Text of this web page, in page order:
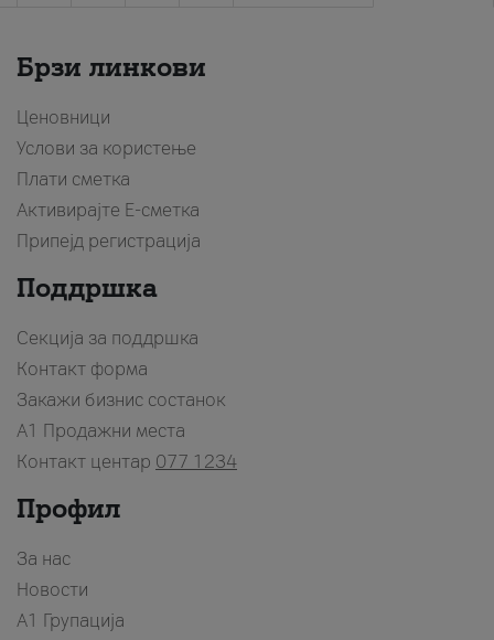
Брзи линкови
Ценовници
Услови за користење
Плати сметка
Активирајте Е-сметка
Припејд регистрација
Поддршка
Секција за поддршка
Контакт форма
Закажи бизнис состанок
A1 Продажни места
Контакт центар 077 1234
Профил
За нас
Новости
А1 Групација